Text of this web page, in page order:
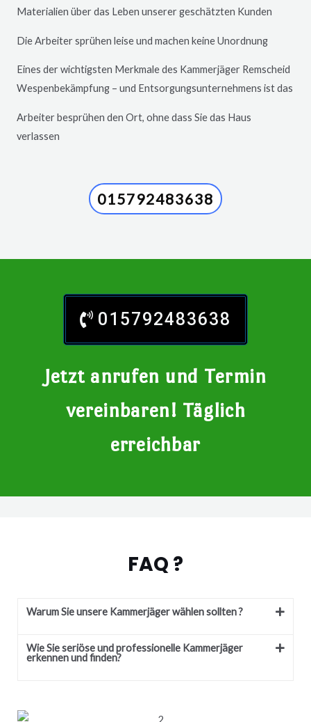
Materialien über das Leben unserer geschätzten Kunden
Die Arbeiter sprühen leise und machen keine Unordnung
Eines der wichtigsten Merkmale des Kammerjäger Remscheid
Wespenbekämpfung – und Entsorgungsunternehmens ist das
Arbeiter besprühen den Ort, ohne dass Sie das Haus
verlassen
015792483638
015792483638
Jetzt anrufen und Termin
vereinbaren! Täglich
erreichbar
FAQ ?
Warum Sie unsere Kammerjäger wählen sollten ?
Wie Sie seriöse und professionelle Kammerjäger
erkennen und finden?